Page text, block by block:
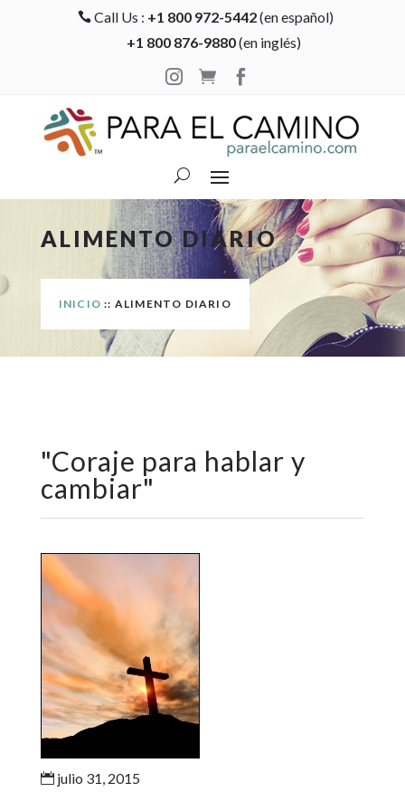
 Call Us : +1 800 972-5442(en español)
+1 800 876-9880(en inglés)

 
ALIMENTO DIARIO
INICIO :: ALIMENTO DIARIO
"Coraje para hablar y
cambiar"
julio 31, 2015